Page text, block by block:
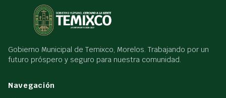
Gobierno Municipal de Temixco, Morelos. Trabajando por un
futuro próspero y seguro para nuestra comunidad.
Navegación